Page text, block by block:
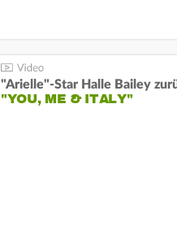
"YOU, ME & ITALY"